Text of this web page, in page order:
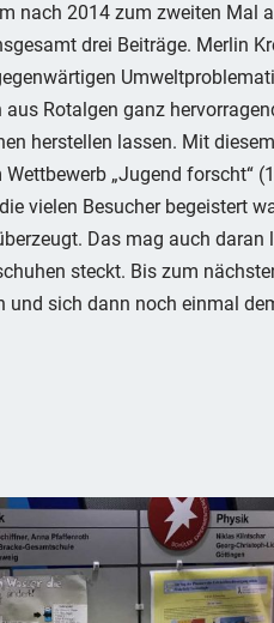
nach 2014 zum zweiten Mal
drei Beiträge. Merlin
Rotalgen ganz
herstellen lassen. Mit
„Jugend forscht“
vielen Besucher begeistert
Das mag auch daran
steckt. Bis zum
und sich dann noch einmal